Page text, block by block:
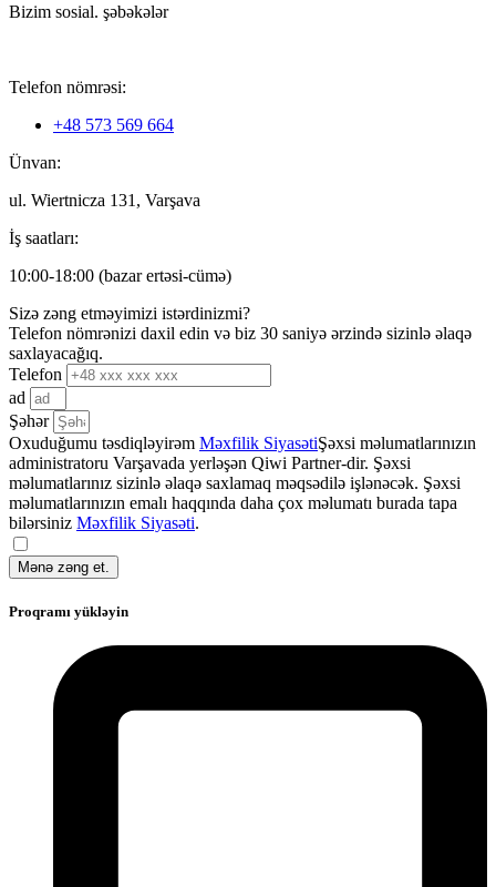
Bizim sosial. şəbəkələr
Telefon nömrəsi:
+48 573 569 664
Ünvan:
ul. Wiertnicza 131, Varşava
İş saatları:
10:00-18:00 (bazar ertəsi-cümə)
Sizə zəng etməyimizi istərdinizmi?
Telefon nömrənizi daxil edin və biz 30 saniyə ərzində sizinlə əlaqə
saxlayacağıq.
Telefon
ad
Şəhər
Oxuduğumu təsdiqləyirəm Məxfilik SiyasətiŞəxsi məlumatlarınızın
administratoru Varşavada yerləşən Qiwi Partner-dir. Şəxsi
məlumatlarınız sizinlə əlaqə saxlamaq məqsədilə işlənəcək. Şəxsi
məlumatlarınızın emalı haqqında daha çox məlumatı burada tapa
bilərsiniz Məxfilik Siyasəti.
Mənə zəng et.
Proqramı yükləyin